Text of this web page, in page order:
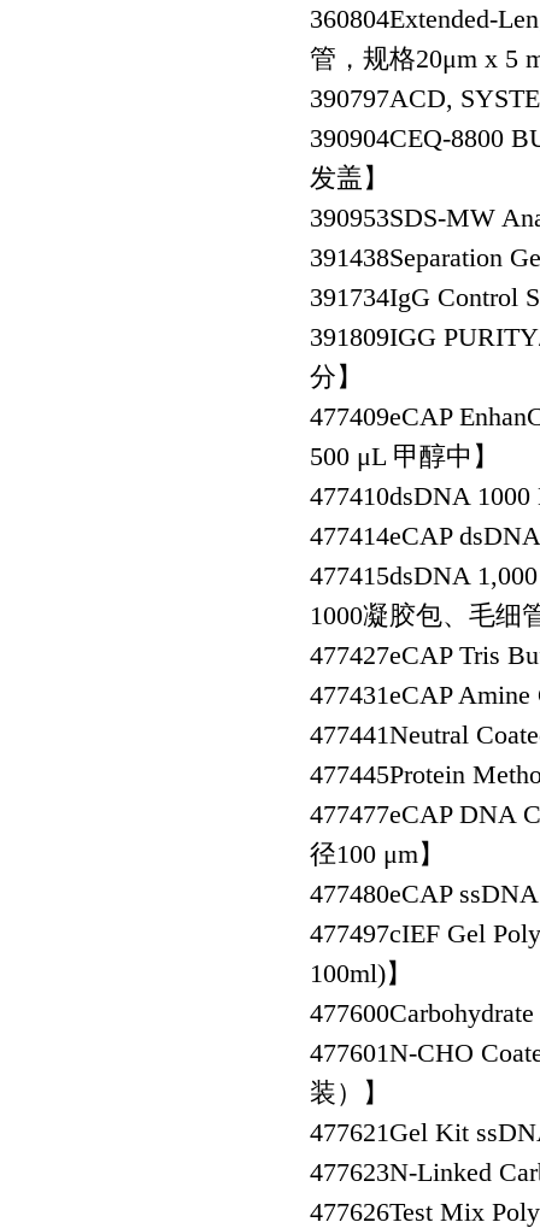
360804Extended-
管，规格20μm x 5
390797ACD,
390904CEQ-8800
发盖】
390953SDS-MW
391438Separation
391734IgG Control
391809IGG
分】
477409eCAP
500 μL 甲醇中】
477410dsDNA
477414eCAP
477415dsDNA
1000凝胶包、毛细
477427eCAP Tris
477431eCAP
477441Neutral
477445Protein
477477eCAP DNA
径100 μm】
477480eCAP
477497cIEF Gel
100ml)】
477600
477601N-CHO
装）】
477621Gel Kit
477623N-Linked
477626Test Mix